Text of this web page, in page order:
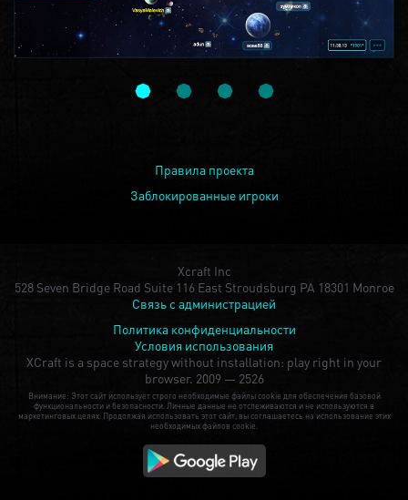
Правила проекта
Заблокированные игроки
Xcraft Inc
528 Seven Bridge Road Suite 116 East Stroudsburg PA 18301 Monroe
Связь с администрацией
Политика конфиденциальности
Условия использования
XCraft is a space strategy without installation: play right in your
browser. 2009 — 2526
Внимание: Этот сайт использует строго необходимые файлы cookie для обеспечения базовой
функциональности и безопасности. Личные данные не отслеживаются и не используются в
маркетинговых целях. Продолжая использовать этот сайт, вы соглашаетесь на использование этих
необходимых файлов cookie.